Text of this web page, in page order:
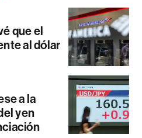
que el
al dólar
a la
yen